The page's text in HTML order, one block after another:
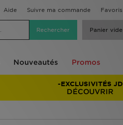
Aide Suivre ma commande Favoris
Panier vide
Nouveautés Promos
-EXCLUSIVITÉS JD
DÉCOUVRIR